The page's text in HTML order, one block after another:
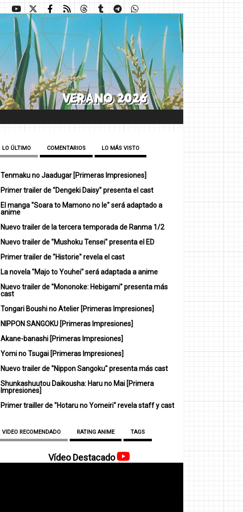
LO ÚLTIMO COMENTARIOS LO MÁS VISTO
Tenmaku no Jaadugar [Primeras Impresiones]
Primer trailer de "Dengeki Daisy" presenta el cast
El manga "Soara to Mamono no Ie" será adaptado a
anime
Nuevo trailer de la tercera temporada de Ranma 1/2
Nuevo trailer de "Mushoku Tensei" presenta el ED
Primer trailer de "Historie" revela el cast
La novela "Majo to Youhei" será adaptada a anime
Nuevo trailer de "Mononoke: Hebigami" presenta más
cast
Tongari Boushi no Atelier [Primeras Impresiones]
NIPPON SANGOKU [Primeras Impresiones]
Akane-banashi [Primeras Impresiones]
Yomi no Tsugai [Primeras Impresiones]
Nuevo trailer de "Nippon Sangoku" presenta más cast
Shunkashuutou Daikousha: Haru no Mai [Primera
Impresiones]
Primer trailler de "Hotaru no Yomeiri" revela staff y cast
VIDEO RECOMENDADO RATING ANIME TAGS
Vídeo Destacado